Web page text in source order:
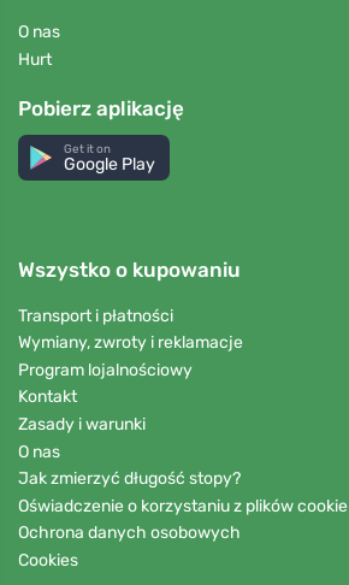
O nas
Hurt
Pobierz aplikację
Get it on
Google Play
Wszystko o kupowaniu
Transport i płatności
Wymiany, zwroty i reklamacje
Program lojalnościowy
Kontakt
Zasady i warunki
O nas
Jak zmierzyć długość stopy?
Oświadczenie o korzystaniu z plików cookie
Ochrona danych osobowych
Cookies